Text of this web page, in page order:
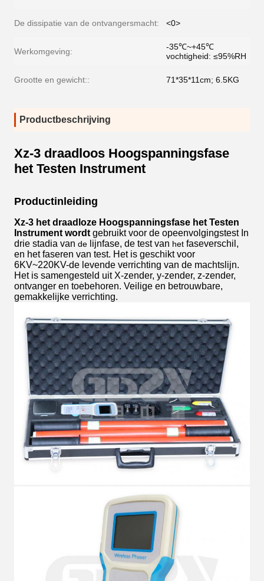
De dissipatie van de ontvangersmacht: <0>
Werkomgeving:
-35℃~+45℃
vochtigheid: ≤95%RH
Grootte en gewicht:: 71*35*11cm; 6.5KG
Productbeschrijving
Xz-3 draadloos Hoogspanningsfase
het Testen Instrument
Productinleiding
Xz-3 het draadloze Hoogspanningsfase het Testen
Instrument wordt gebruikt voor de opeenvolgingstest In
drie stadia van de lijnfase, de test van het faseverschil,
en het faseren van test. Het is geschikt voor
6KV~220KV-de levende verrichting van de machtslijn.
Het is samengesteld uit X-zender, y-zender, z-zender,
ontvanger en toebehoren. Veilige en betrouwbare,
gemakkelijke verrichting.